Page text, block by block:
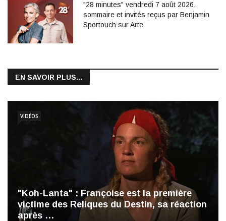
"28 minutes" vendredi 7 août 2026,
sommaire et invités reçus par Benjamin
Sportouch sur Arte
EN SAVOIR PLUS...
"Koh-Lanta" : Françoise est la première
victime des Reliques du Destin, sa réaction
après …
VIDÉOS